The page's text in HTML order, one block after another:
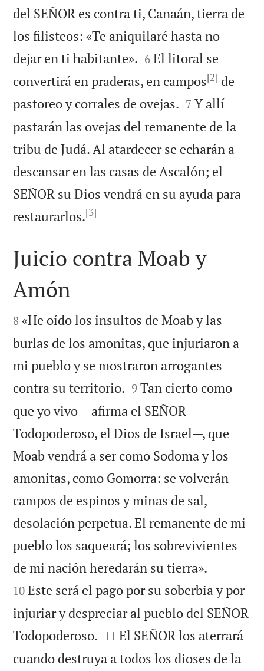
del SEÑOR es contra ti, Canaán, tierra de
los filisteos: «Te aniquilaré hasta no
dejar en ti habitante». 

6 El litoral se
convertirá en praderas, en campos[2] de
pastoreo y corrales de ovejas. 

7 Y allí
pastarán las ovejas del remanente de la
tribu de Judá. Al atardecer se echarán a
descansar en las casas de Ascalón; el
SEÑOR su Dios vendrá en su ayuda para
restaurarlos.[3]

Juicio contra Moab y
Amón

8 «He oído los insultos de Moab y las
burlas de los amonitas, que injuriaron a
mi pueblo y se mostraron arrogantes
contra su territorio. 

9 Tan cierto como
que yo vivo —afirma el SEÑOR
Todopoderoso, el Dios de Israel—, que
Moab vendrá a ser como Sodoma y los
amonitas, como Gomorra: se volverán
campos de espinos y minas de sal,
desolación perpetua. El remanente de mi
pueblo los saqueará; los sobrevivientes
de mi nación heredarán su tierra».
10 Este será el pago por su soberbia y por
injuriar y despreciar al pueblo del SEÑOR
Todopoderoso. 

11 El SEÑOR los aterrará
cuando destruya a todos los dioses de la